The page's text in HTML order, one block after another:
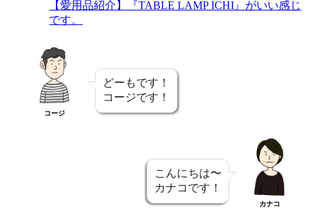
【愛用品紹介】『TABLE LAMP ICHI』がいい感じ
です。
コージ
どーもです！
コージです！
こんにちは〜
カナコです！
カナコ